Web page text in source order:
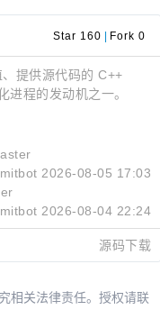
Star 160 Fork 0
提供源代码的 C++
进程的发动机之一。
2026-08-05 17:03
2026-08-04 22:24
2026-08-01 16:47
源码下载
相关法律责任。授权请联